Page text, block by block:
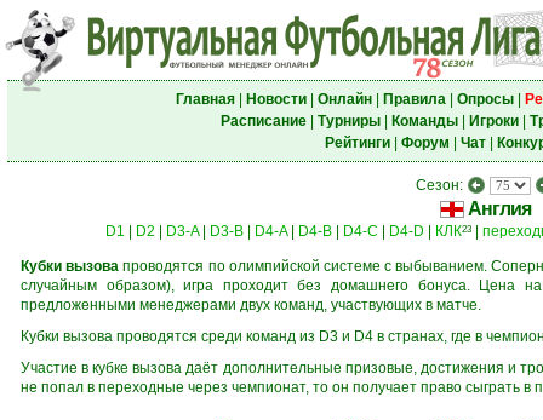
Главная| Новости| Онлайн| Правила| Опросы|
Расписание| Турниры| Команды| Игроки|
Рейтинги| Форум Чат|
Сезон:
Англия
D1 D2 D3-A| D3-B| D4-A| D4-B| D4-C D4-D КЛК23|
Кубки вызова проводятся по олимпийской системе с выбыванием.
случайным образом), игра проходит без домашнего бонуса. Цена
предложенными менеджерами двух команд, участвующих в матче.
Кубки вызова проводятся среди команд из D3 и D4 в странах, где в
Участие в кубке вызова даёт дополнительные призовые, достижения и
не попал в переходные через чемпионат, то он получает право сыграть